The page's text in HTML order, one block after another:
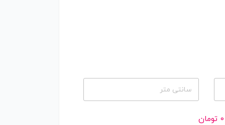
سانتی متر
0 تومان